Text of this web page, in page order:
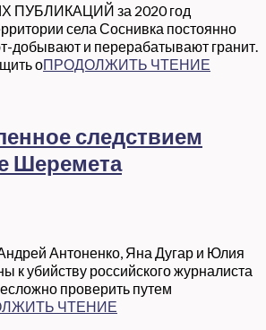
за 2020 год
села Соснивка постоянно
добывают и перерабатывают гранит.
оПРОДОЛЖИТЬ ЧТЕНИЕ
следствием
Шеремета
Антоненко, Яна Дугар и Юлия
к убийству российского журналиста
проверить путем
ЧТЕНИЕ